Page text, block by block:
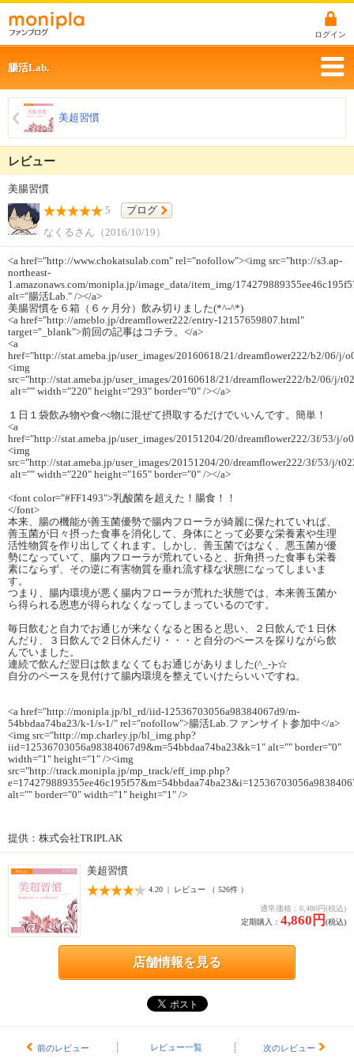
ログイン
腸活Lab.
美超習慣
レビュー
美腸習慣
5
ブログ
なくるさん（2016/10/19）
<a href="http://www.chokatsulab.com" rel="nofollow"><img src="http://s3.ap-
northeast-
1.amazonaws.com/monipla.jp/image_data/item_img/
alt="腸活Lab." /></a>
美腸習慣を６箱（６ヶ月分）飲み切りました(*^-^*)
<a href="http://ameblo.jp/dreamflower222/entry-12157659807.html"
target="_blank">前回の記事はコチラ。</a>
<a
href="http://stat.ameba.jp/user_images/20160618/21/dreamflower222/b2/06/j/
<img
src="http://stat.ameba.jp/user_images/20160618/21/dreamflower222/b2/06/j/
alt="" width="220" height="293" border="0" /></a>
１日１袋飲み物や食べ物に混ぜて摂取するだけでいいんです。簡単！
<a
href="http://stat.ameba.jp/user_images/20151204/20/dreamflower222/3f/53/j/
<img
src="http://stat.ameba.jp/user_images/20151204/20/dreamflower222/3f/53/j/
alt="" width="220" height="165" border="0" /></a>
<font color="#FF1493">乳酸菌を超えた！腸食！！
</font>
本来、腸の機能が善玉菌優勢で腸内フローラが綺麗に保たれていれば、
善玉菌が日々摂った食事を消化して、身体にとって必要な栄養素や生理
活性物質を作り出してくれます。しかし、善玉菌ではなく、悪玉菌が優
勢になっていて、腸内フローラが荒れていると、折角摂った食事も栄養
素にならず、その逆に有害物質を垂れ流す様な状態になってしまいま
す。
つまり、腸内環境が悪く腸内フローラが荒れた状態では、本来善玉菌か
ら得られる恩恵が得られなくなってしまっているのです。
毎日飲むと自力でお通じが来なくなると困ると思い、２日飲んで１日休
んだり、３日飲んで２日休んだり・・・と自分のペースを探りながら飲
んでいました。
連続で飲んだ翌日は飲まなくてもお通じがありました(^_-)-☆
自分のペースを見付けて腸内環境を整えていけたらいいですね。
<a href="http://monipla.jp/bl_rd/iid-12536703056a98384067d9/m-
54bbdaa74ba23/k-1/s-1/" rel="nofollow">腸活Lab.ファンサイト参加中</a>
<img src="http://mp.charley.jp/bl_img.php?
iid=12536703056a98384067d9&m=54bbdaa74ba23&k=1" alt="" border="0"
width="1" height="1" /><img
src="http://track.monipla.jp/mp_track/eff_imp.php?
alt="" border="0" width="1" height="1" />
提供：株式会社TRIPLAK
美超習慣
4.20 | レビュー （ 526件 ）
通常価格：6,480円(税込)
定期購入： 4,860円 (税込)
店舗情報を見る
前のレビュー レビュー一覧 次のレビュー